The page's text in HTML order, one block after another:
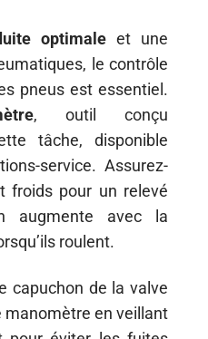
optimaleet une
le contrôle
pneus est essentiel.
, outil conçu
tâche, disponible
service. Assurez-
froids pour un relevé
augmente avec la
roulent.
capuchon de la valve
manomètre en veillant